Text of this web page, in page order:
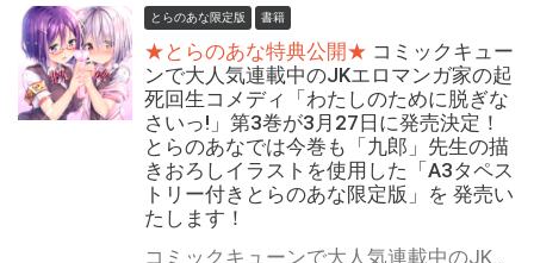
とらのあな限定版 書籍
★とらのあな特典公開★ コミックキュー
ンで大人気連載中のJKエロマンガ家の起
死回生コメディ「わたしのために脱ぎな
さいっ!」第3巻が3月27日に発売決定！
とらのあなでは今巻も「九郎」先生の描
きおろしイラストを使用した「A3タペス
トリー付きとらのあな限定版」を 発売い
たします！
コミックキューンで大人気連載中のJKエロマンガ家の起死回生コメディ「わたしのために脱ぎなさいっ!」最新第3巻が2020年3月27日に発売！ とらのあなでは本作の発売を記念して「九郎」先生の描き下ろしイラストを使用した 「A3タペストリー付きとらのあな限定版」を発売いたします。 是非この機会にお買い求めください！